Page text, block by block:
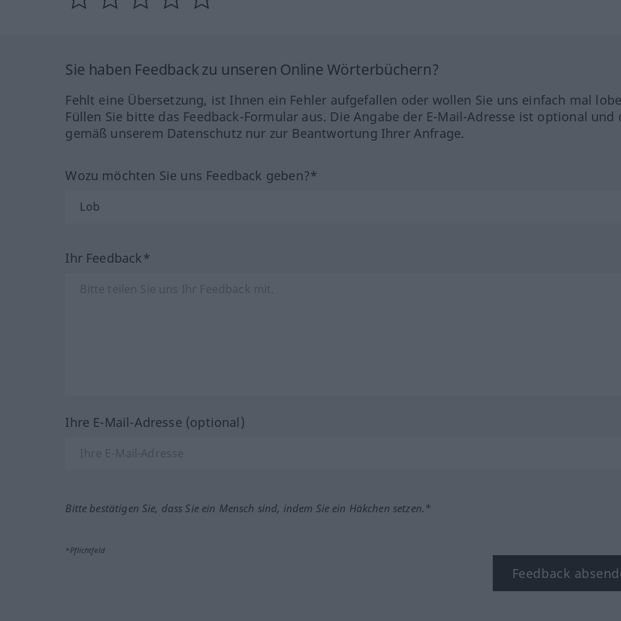
Sie haben Feedback zu unseren Online Wörterbüchern?
Fehlt eine Übersetzung, ist Ihnen ein Fehler aufgefallen oder wollen Sie uns einfach mal
Füllen Sie bitte das Feedback-Formular aus. Die Angabe der E-Mail-Adresse ist optional und
gemäß unserem Datenschutz nur zur Beantwortung Ihrer Anfrage.
Wozu möchten Sie uns Feedback geben?*
Ihr Feedback*
Ihre E-Mail-Adresse (optional)
Bitte bestätigen Sie, dass Sie ein Mensch sind, indem Sie ein Häkchen setzen.*
*Pflichtfeld
Feedback